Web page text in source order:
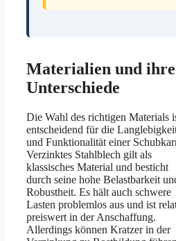
Materialien und ihre
Unterschiede
Die Wahl des richtigen Materials
entscheidend für die
und Funktionalität einer
Verzinktes Stahlblech gilt als
klassisches Material und besticht
durch seine hohe Belastbarkeit
Robustheit. Es hält auch schwere
Lasten problemlos aus und ist
preiswert in der Anschaffung.
Allerdings können Kratzer in der